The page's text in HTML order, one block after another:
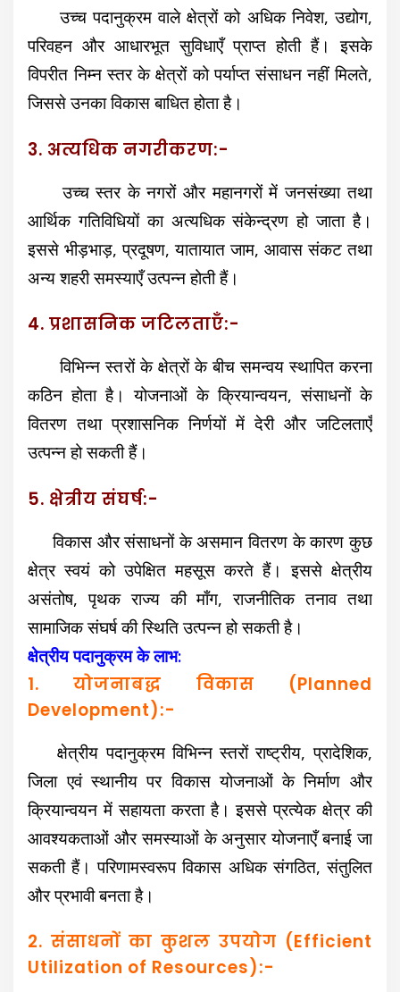
उच्च पदानुक्रम वाले क्षेत्रों को अधिक निवेश, उद्योग,
परिवहन और आधारभूत सुविधाएँ प्राप्त होती हैं। इसके
विपरीत निम्न स्तर के क्षेत्रों को पर्याप्त संसाधन नहीं मिलते,
जिससे उनका विकास बाधित होता है।
3. अत्यधिक नगरीकरण:-
उच्च स्तर के नगरों और महानगरों में जनसंख्या तथा
आर्थिक गतिविधियों का अत्यधिक संकेन्द्रण हो जाता है।
इससे भीड़भाड़, प्रदूषण, यातायात जाम, आवास संकट तथा
अन्य शहरी समस्याएँ उत्पन्न होती हैं।
4. प्रशासनिक जटिलताएँ:-
विभिन्न स्तरों के क्षेत्रों के बीच समन्वय स्थापित करना
कठिन होता है। योजनाओं के क्रियान्वयन, संसाधनों के
वितरण तथा प्रशासनिक निर्णयों में देरी और जटिलताएँ
उत्पन्न हो सकती हैं।
5. क्षेत्रीय संघर्ष:-
विकास और संसाधनों के असमान वितरण के कारण कुछ
क्षेत्र स्वयं को उपेक्षित महसूस करते हैं। इससे क्षेत्रीय
असंतोष, पृथक राज्य की माँग, राजनीतिक तनाव तथा
सामाजिक संघर्ष की स्थिति उत्पन्न हो सकती है।
क्षेत्रीय पदानुक्रम के लाभ:
1. योजनाबद्ध विकास (Planned
Development):-
क्षेत्रीय पदानुक्रम विभिन्न स्तरों राष्ट्रीय, प्रादेशिक,
जिला एवं स्थानीय पर विकास योजनाओं के निर्माण और
क्रियान्वयन में सहायता करता है। इससे प्रत्येक क्षेत्र की
आवश्यकताओं और समस्याओं के अनुसार योजनाएँ बनाई जा
सकती हैं। परिणामस्वरूप विकास अधिक संगठित, संतुलित
और प्रभावी बनता है।
2. संसाधनों का कुशल उपयोग (Efficient
Utilization of Resources):-